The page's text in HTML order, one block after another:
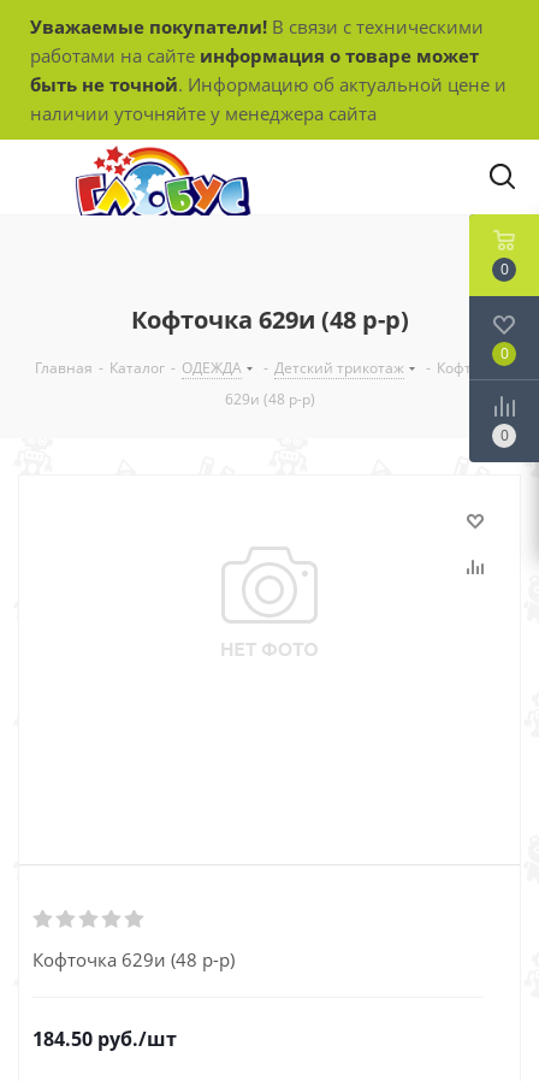
Уважаемые покупатели! В связи с техническими
работами на сайте информация о товаре может
быть не точной. Информацию об актуальной цене и
наличии уточняйте у менеджера сайта
Кофточка 629и (48 р-р)
Главная - Каталог - ОДЕЖДА - Детский трикотаж - Кофточка
629и (48 р-р)
Кофточка 629и (48 р-р)
184.50 руб./шт
0
0
0